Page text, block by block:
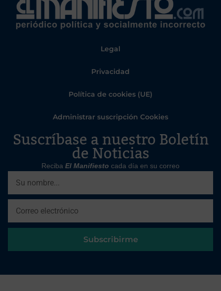
Legal
Privacidad
Política de cookies (UE)
Administrar suscripción Cookies
Suscríbase a nuestro Boletín
de Noticias
Reciba El Manifiesto cada día en su correo
Subscribirme